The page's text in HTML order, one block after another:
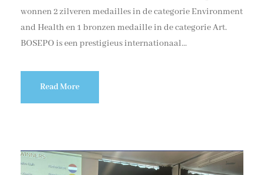
wonnen 2 zilveren medailles in de categorie Environment
and Health en 1 bronzen medaille in de categorie Art.
BOSEPO is een prestigieus internationaal...
Read More